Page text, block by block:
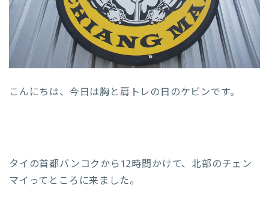
こんにちは、今日は胸と肩トレの日のケビンです。
タイの首都バンコクから12時間かけて、北部のチェン
マイってところに来ました。